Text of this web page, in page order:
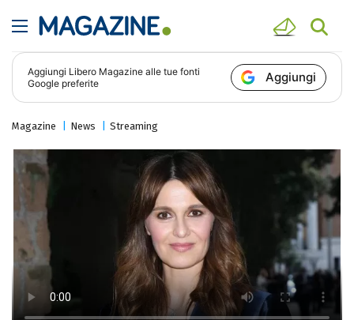
Aggiungi Libero Magazine alle tue fonti
Google preferite
Aggiungi
Magazine News Streaming